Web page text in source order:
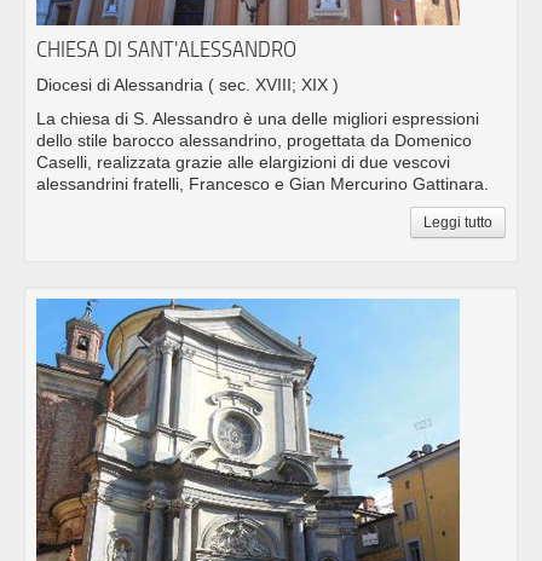
CHIESA DI SANT'ALESSANDRO
Diocesi di Alessandria ( sec. XVIII; XIX )
La chiesa di S. Alessandro è una delle migliori espressioni
dello stile barocco alessandrino, progettata da Domenico
Caselli, realizzata grazie alle elargizioni di due vescovi
alessandrini fratelli, Francesco e Gian Mercurino Gattinara.
Leggi tutto